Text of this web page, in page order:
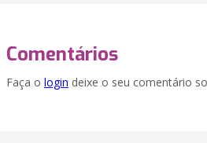
Comentários
Faça o login deixe o seu comentário